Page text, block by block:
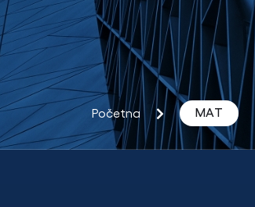
Početna MAT